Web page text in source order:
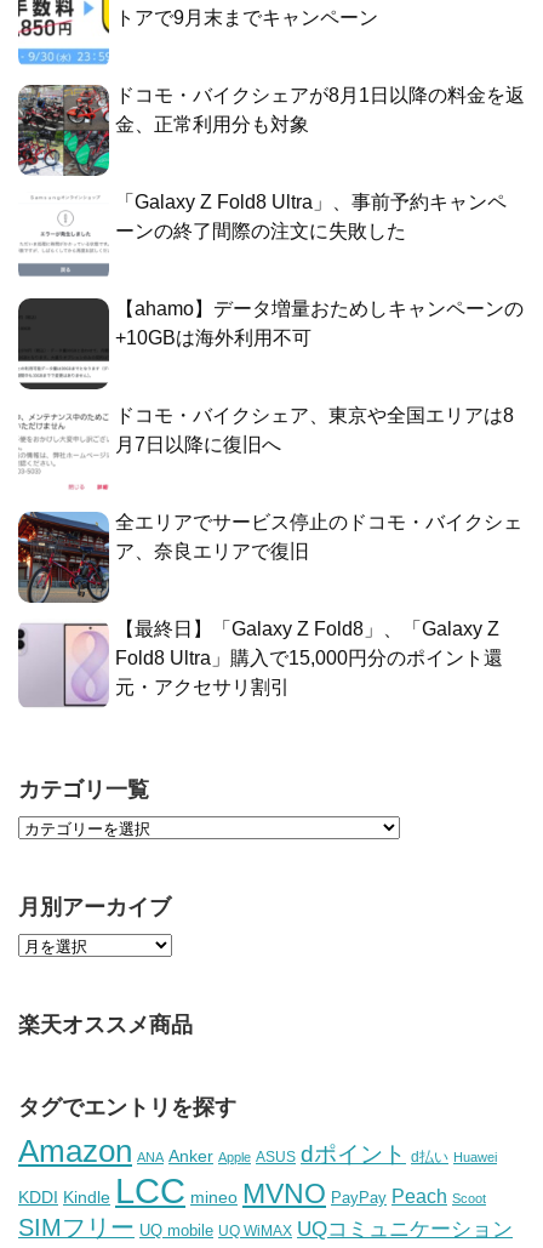
トアで9月末までキャンペーン
ドコモ・バイクシェアが8月1日以降の料金を返
金、正常利用分も対象
「Galaxy Z Fold8 Ultra」、事前予約キャンペ
ーンの終了間際の注文に失敗した
【ahamo】データ増量おためしキャンペーンの
+10GBは海外利用不可
ドコモ・バイクシェア、東京や全国エリアは8
月7日以降に復旧へ
全エリアでサービス停止のドコモ・バイクシェ
ア、奈良エリアで復旧
【最終日】「Galaxy Z Fold8」、「Galaxy Z
Fold8 Ultra」購入で15,000円分のポイント還
元・アクセサリ割引
カテゴリ一覧
月別アーカイブ
楽天オススメ商品
タグでエントリを探す
Amazon ANA Anker Apple ASUS dポイント d払い Huawei
KDDI Kindle LCC mineo MVNO PayPay Peach Scoot
SIMフリー UQ mobile UQ WiMAX UQコミュニケーション